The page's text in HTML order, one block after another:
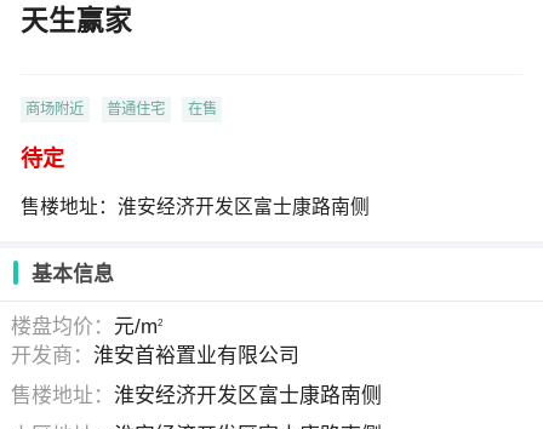
天生赢家
商场附近 普通住宅 在售
待定
售楼地址：淮安经济开发区富士康路南侧
基本信息
楼盘均价： 元/m2
开发商：淮安首裕置业有限公司
售楼地址：淮安经济开发区富士康路南侧